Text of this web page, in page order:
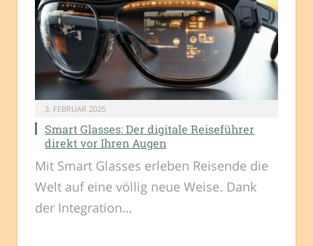
3. FEBRUAR 2025
Smart Glasses: Der digitale Reiseführer
direkt vor Ihren Augen
Mit Smart Glasses erleben Reisende die
Welt auf eine völlig neue Weise. Dank
der Integration…